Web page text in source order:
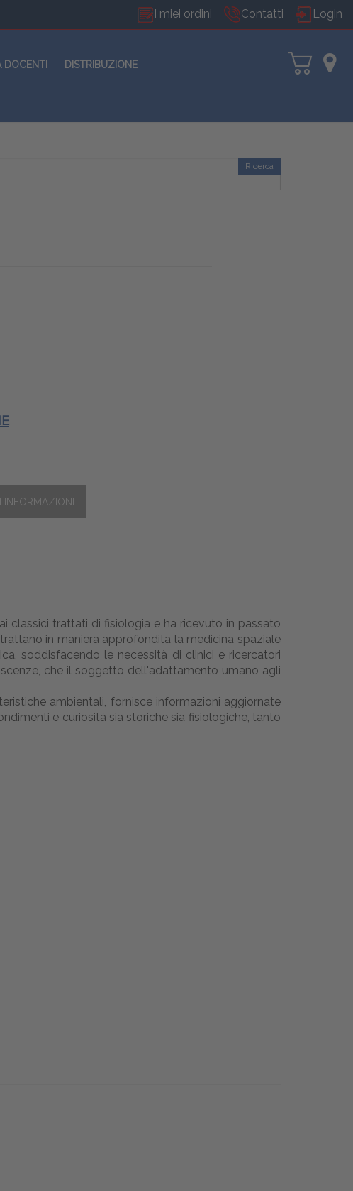
I miei ordini Contatti Login
DOCENTI DISTRIBUZIONE
Ricerca
classici trattati di fisiologia e ha ricevuto in passato
in maniera approfondita la medicina spaziale
soddisfacendo le necessità di clinici e ricercatori
che il soggetto dell'adattamento umano agli
ambientali, fornisce informazioni aggiornate
e curiosità sia storiche sia fisiologiche, tanto